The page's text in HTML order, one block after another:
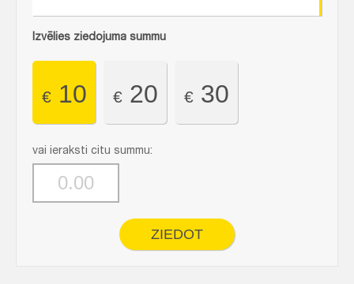
Izvēlies ziedojuma summu
€ 10 € 20 € 30
vai ieraksti citu summu:
ZIEDOT